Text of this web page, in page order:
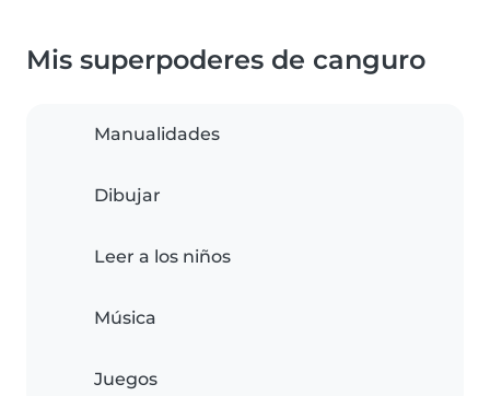
Mis superpoderes de canguro
Manualidades
Dibujar
Leer a los niños
Música
Juegos